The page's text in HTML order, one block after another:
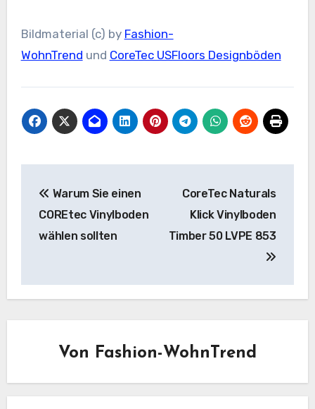
Bildmaterial (c) by Fashion-
WohnTrend und CoreTec USFloors Designböden
Warum Sie einen
COREtec Vinylboden
wählen sollten
CoreTec Naturals
Klick Vinylboden
Timber 50 LVPE 853
Von Fashion-WohnTrend